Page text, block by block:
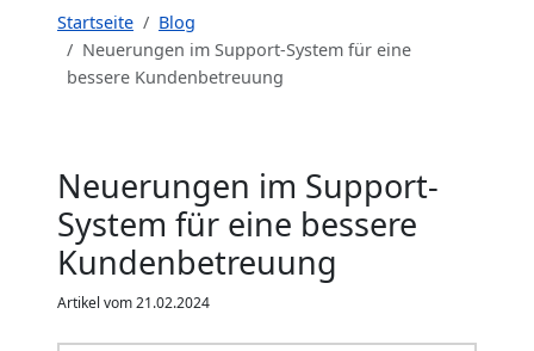
Startseite
Blog
Neuerungen im Support-System für eine
bessere Kundenbetreuung
Neuerungen im Support-
System für eine bessere
Kundenbetreuung
Artikel vom 21.02.2024